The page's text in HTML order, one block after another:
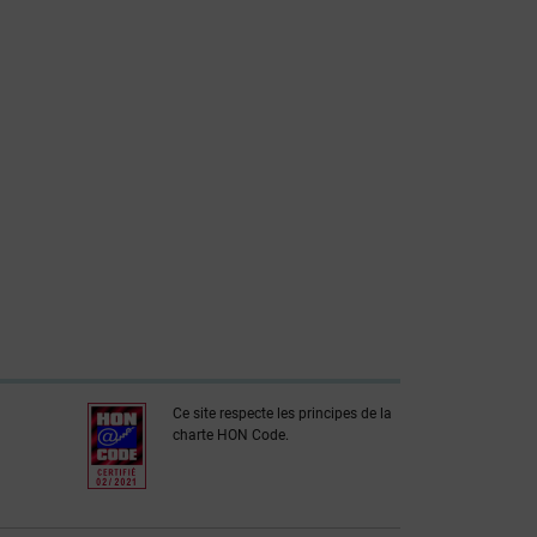
Ce site respecte les principes de la
charte HON Code.